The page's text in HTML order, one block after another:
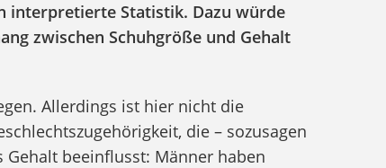
interpretierte Statistik. Dazu würde
zwischen Schuhgröße und Gehalt
Allerdings ist hier nicht die
die – sozusagen
beeinflusst: Männer haben